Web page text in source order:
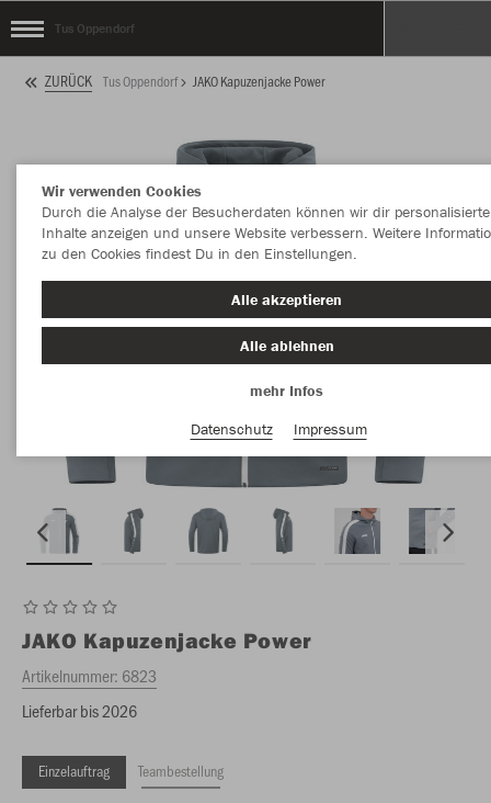
Tus Oppendorf
ZURÜCK Tus Oppendorf JAKO Kapuzenjacke Power
JAKO Kapuzenjacke Power
Artikelnummer: 6823
Lieferbar bis 2026
Einzelauftrag Teambestellung
Wir verwenden Cookies
Durch die Analyse der Besucherdaten können wir dir personalisierte
Inhalte anzeigen und unsere Website verbessern. Weitere
zu den Cookies findest Du in den Einstellungen.
Alle akzeptieren
Alle ablehnen
mehr Infos
Datenschutz
Impressum